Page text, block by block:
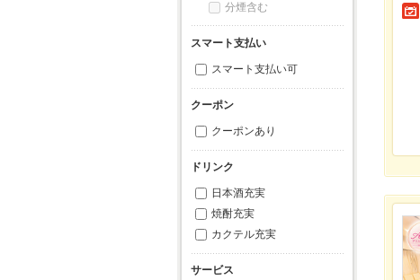
分煙含む
スマート支払い
スマート支払い可
クーポン
クーポンあり
ドリンク
日本酒充実
焼酎充実
カクテル充実
サービス